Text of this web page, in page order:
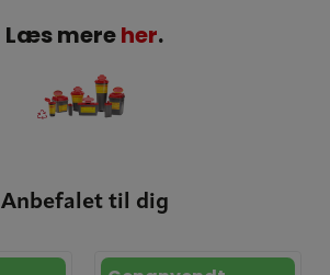
Læs mereher.
Anbefalet til dig